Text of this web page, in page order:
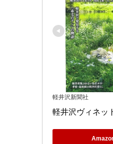
軽井沢新聞社
軽井沢ヴィネッ